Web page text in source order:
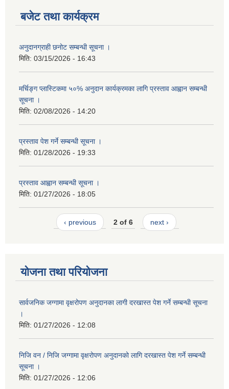
बजेट तथा कार्यक्रम
अनुदानग्राही छनोट सम्बन्धी सूचना ।
मिति: 03/15/2026 - 16:43
मर्चिङ्ग प्लास्टिकमा ५०% अनुदान कार्यक्रमका लागि प्रस्ताव आह्वान सम्बन्धी
सूचना ।
मिति: 02/08/2026 - 14:20
प्रस्ताव पेश गर्ने सम्बन्धी सूचना ।
मिति: 01/28/2026 - 19:33
प्रस्ताव आह्वान सम्बन्धी सूचना ।
मिति: 01/27/2026 - 18:05
‹ previous 2 of 6 next ›
योजना तथा परियोजना
सार्वजनिक जग्गामा वृक्षरोपण अनुदानका लागी दरखास्त पेश गर्ने सम्बन्धी सूचना
।
मिति: 01/27/2026 - 12:08
निजि वन / निजि जग्गामा वृक्षरोपण अनुदानको लागि दरखास्त पेश गर्ने सम्बन्धी
सूचना ।
मिति: 01/27/2026 - 12:06